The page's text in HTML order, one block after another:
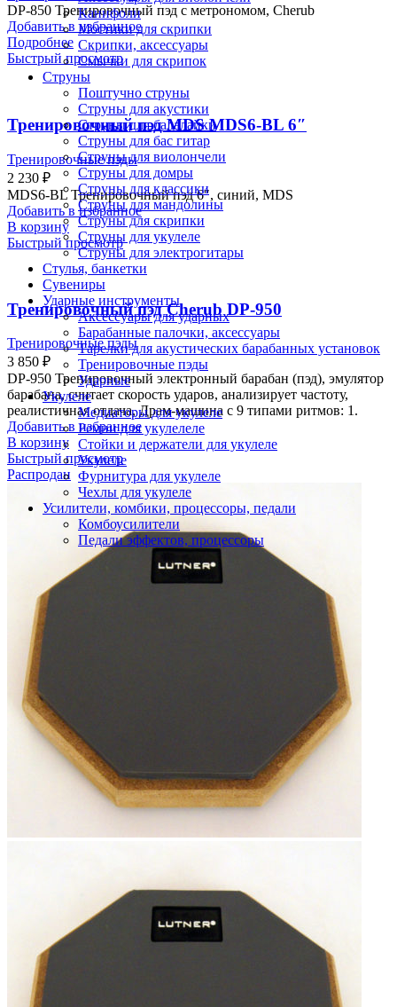
Канифоли
Мостики для скрипки
Скрипки, аксессуары
Смычки для скрипок
Струны
Поштучно струны
Струны для акустики
Струны для балалайки
Струны для бас гитар
Струны для виолончели
Струны для домры
Струны для классики
Струны для мандолины
Струны для скрипки
Струны для укулеле
Струны для электрогитары
Стулья, банкетки
Сувениры
Ударные инструменты
Аксессуары для ударных
Барабанные палочки, аксессуары
Тарелки для акустических барабанных установок
Тренировочные пэды
Ударные
Укулеле
Медиаторы для укулеле
Ремни для укулелеле
Стойки и держатели для укулеле
Укулеле
Фурнитура для укулеле
Чехлы для укулеле
Усилители, комбики, процессоры, педали
Комбоусилители
Педали эффектов, процессоры
Избранное
items
Меню
DP-850 Тренировочный пэд с метрономом, Cherub
Добавить в избранное
Подробнее
Быстрый просмотр
Тренировочный пэд MDS MDS6-BL 6″
Тренировочные пэды
2 230 ₽
MDS6-BL Тренировочный пэд 6″, синий, MDS
Добавить в избранное
В корзину
Быстрый просмотр
Тренировочный пэд Cherub DP-950
Тренировочные пэды
3 850 ₽
DP-950 Тренировочный электронный барабан (пэд), эмулятор
барабана, считает скорость ударов, анализирует частоту,
реалистичная отдача, Драм-машина с 9 типами ритмов: 1.
Добавить в избранное
В корзину
Быстрый просмотр
Распродан